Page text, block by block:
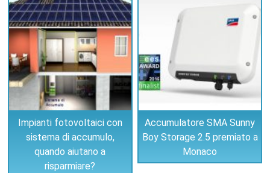
Impianti fotovoltaici con
sistema di accumulo,
quando aiutano a
risparmiare?
Accumulatore SMA Sunny
Boy Storage 2.5 premiato a
Monaco